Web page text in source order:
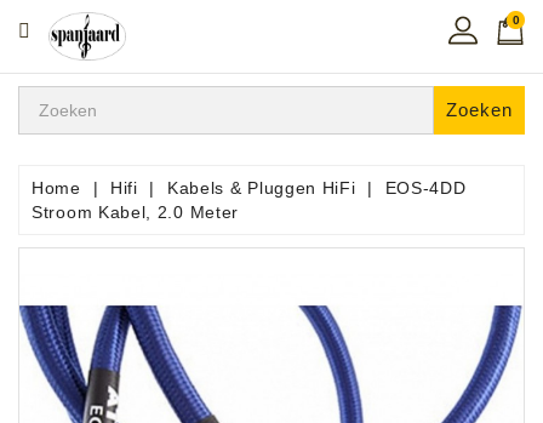
CATEGORIE
Home
In
De
Instrumenten
Hifi
0
Zoeken
Home Hifi Kabels & Pluggen HiFi
EOS-4DD
Stroom Kabel, 2.0 Meter